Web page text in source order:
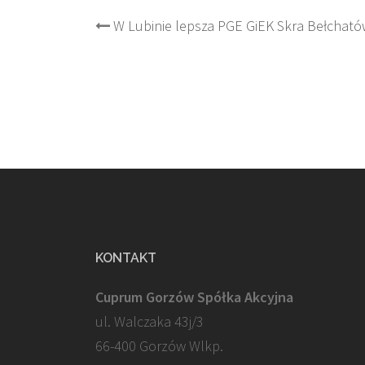
Post
W Lubinie lepsza PGE GiEK Skra
KONTAKT
Cuprum Gorzów Spółka Akcyjna
ul. Walczaka 43j/3
66-400 Gorzów Wlkp.